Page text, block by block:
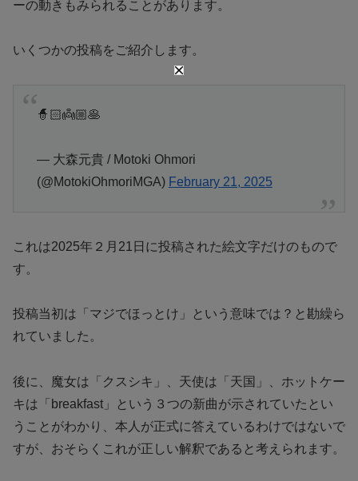
ーの動きもみられることがあります。
いくつかの投稿をご紹介します。
🧙🏻👼🏼🥞
— 大森元貴 / Motoki Ohmori
(@MotokiOhmoriMGA) February 21, 2025
これは2025年２月21日に投稿された絵文字だけのもので
す。
投稿当初は「マジでほっとけ」という意味では？と勘繰ら
れていました。
後に、魔女は「クスシキ」、天使は「天国」、ホットケー
キは「breakfast」という３つの新曲が示されていたとい
うことがわかり、本人が正式に答えているわけではないで
すが、おそらくこれが正しい解釈であると考えられます。